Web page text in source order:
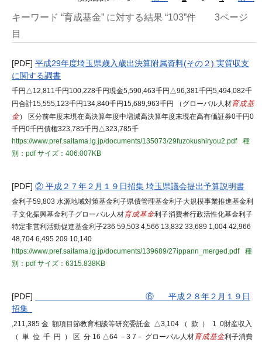
キーワード “育成基金” に対する結果 “103”件
3ページ
目
[PDF] 平成29年度埼玉県歳入歳出決算附属資料(その２) 実質収支
に関する調書
千円△12,811千円100,228千円現金5,590,463千円△96,381千円5,494,082千
円合計15,555,123千円134,840千円15,689,963千円 （グローバル人材育成基
金） 区分前年度末現在高決算年度中増減高決算年度末現在高有価証券0千円0
千円0千円債権323,785千円△323,785千
https://www.pref.saitama.lg.jp/documents/135073/29fuzokushiryou2.pdf
種
別：pdfサイズ：406.007KB
[PDF] ② 平成２７年２月１９日招集 埼玉県議会提出予算説明書
金利子59,803 水源地域対策基金利子県債管理基金利子大規模事業推進基金利
子文化振興基金利子グローバル人材育成基金利子消費者行政活性化基金利子
特定非営利活動促進基金利子236 59,503 4,566 13,832 33,689 1,004 42,966
48,704 6,495 209 10,140
https://www.pref.saitama.lg.jp/documents/139689/27ippann_merged.pdf
種
別：pdfサイズ：6315.838KB
[PDF]
⑥ 平成２８年２月１９日
招集
,211,385 金 額項目節教育相談等研究委託金 △3,104 （ 款 ） 1 0財産収入
（ 単 位 千 円 ） 区 分 16 △64 －3 7－ グローバル人材育成基金利子消費